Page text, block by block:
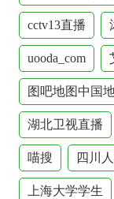
cctv13直播
uooda_com
图吧地图中国
湖北卫视直播
喵搜 四川
上海大学学生